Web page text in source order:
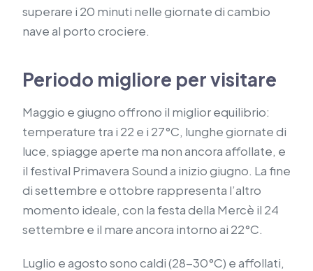
superare i 20 minuti nelle giornate di cambio
nave al porto crociere.
Periodo migliore per visitare
Maggio e giugno offrono il miglior equilibrio:
temperature tra i 22 e i 27°C, lunghe giornate di
luce, spiagge aperte ma non ancora affollate, e
il festival Primavera Sound a inizio giugno. La fine
di settembre e ottobre rappresenta l’altro
momento ideale, con la festa della Mercè il 24
settembre e il mare ancora intorno ai 22°C.
Luglio e agosto sono caldi (28-30°C) e affollati,